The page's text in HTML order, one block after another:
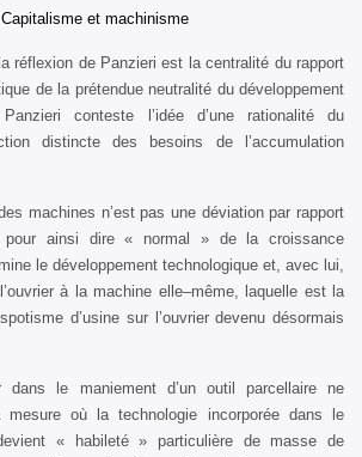
Capitalisme et machinisme
réflexion de Panzieri est la centralité du rapport
de la prétendue neutralité du développement
Panzieri conteste l’idée d’une rationalité du
distincte des besoins de l’accumulation
machines n’est pas une déviation par rapport
pour ainsi dire « normal » de la croissance
le développement technologique et, avec lui,
à la machine elle–même, laquelle est la
d’usine sur l’ouvrier devenu désormais
dans le maniement d’un outil parcellaire ne
où la technologie incorporée dans le
« habileté » particulière de masse de